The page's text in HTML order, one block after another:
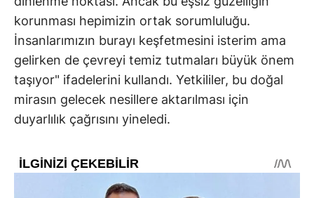
korunması hepimizin ortak sorumluluğu.
İnsanlarımızın burayı keşfetmesini isterim ama
gelirken de çevreyi temiz tutmaları büyük önem
taşıyor" ifadelerini kullandı. Yetkililer, bu doğal
mirasın gelecek nesillere aktarılması için
duyarlılık çağrısını yineledi.